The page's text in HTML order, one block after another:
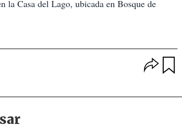
la Casa del Lago, ubicada en Bosque de
p